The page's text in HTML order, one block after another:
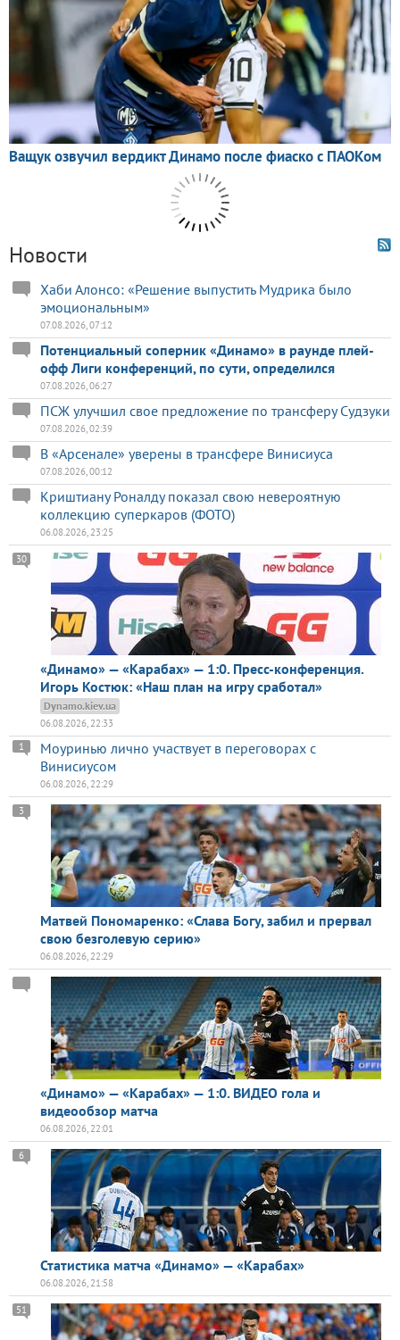
Новости
Хаби Алонсо: «Решение выпустить Мудрика было
эмоциональным»
07.08.2026, 07:12
Потенциальный соперник «Динамо» в раунде плей-
офф Лиги конференций, по сути, определился
07.08.2026, 06:27
ПСЖ улучшил свое предложение по трансферу Судзуки
07.08.2026, 02:39
В «Арсенале» уверены в трансфере Винисиуса
07.08.2026, 00:12
Криштиану Роналду показал свою невероятную
коллекцию суперкаров (ФОТО)
06.08.2026, 23:25
«Динамо» — «Карабах» — 1:0. Пресс-конференция.
Игорь Костюк: «Наш план на игру сработал»
30
Dynamo.kiev.ua
06.08.2026, 22:33
Моуринью лично участвует в переговорах с
Винисиусом
1
06.08.2026, 22:29
Матвей Пономаренко: «Слава Богу, забил и прервал
свою безголевую серию»
3
06.08.2026, 22:29
«Динамо» — «Карабах» — 1:0. ВИДЕО гола и
видеообзор матча
06.08.2026, 22:01
Статистика матча «Динамо» — «Карабах»
6
06.08.2026, 21:58
51